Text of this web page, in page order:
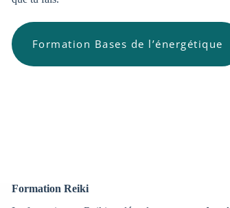
Formation Bases de l’énergétique
Formation Reiki